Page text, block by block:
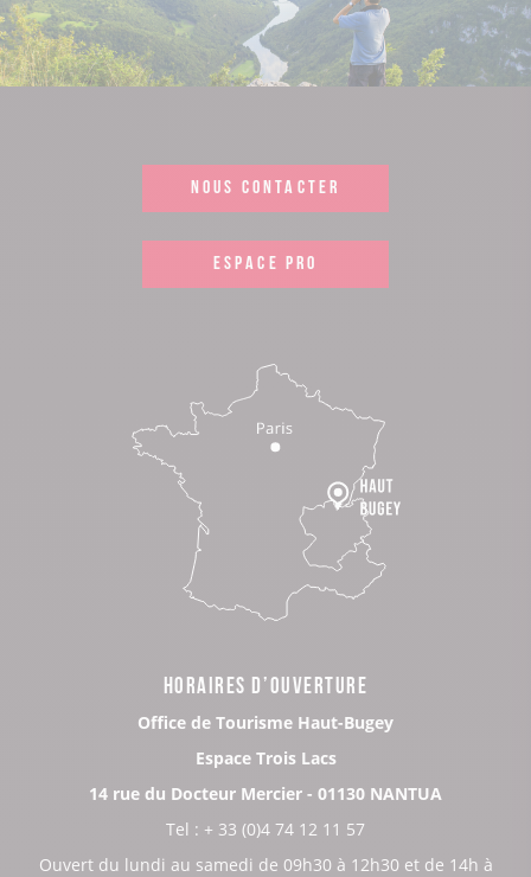
NOUS CONTACTER
ESPACE PRO
HORAIRES D’OUVERTURE
Office de Tourisme Haut-Bugey
Espace Trois Lacs
14 rue du Docteur Mercier - 01130 NANTUA
Tel : + 33 (0)4 74 12 11 57
Ouvert du lundi au samedi de 09h30 à 12h30 et de 14h à